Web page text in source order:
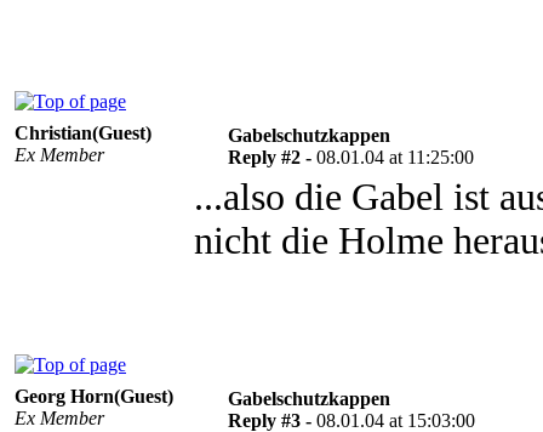
Christian(Guest)
Ex Member
Gabelschutzkappen
Reply #2 - 08.01.04 at 11:25:00
...also die Gabel ist
nicht die Holme
Georg Horn(Guest)
Ex Member
Gabelschutzkappen
Reply #3 - 08.01.04 at 15:03:00